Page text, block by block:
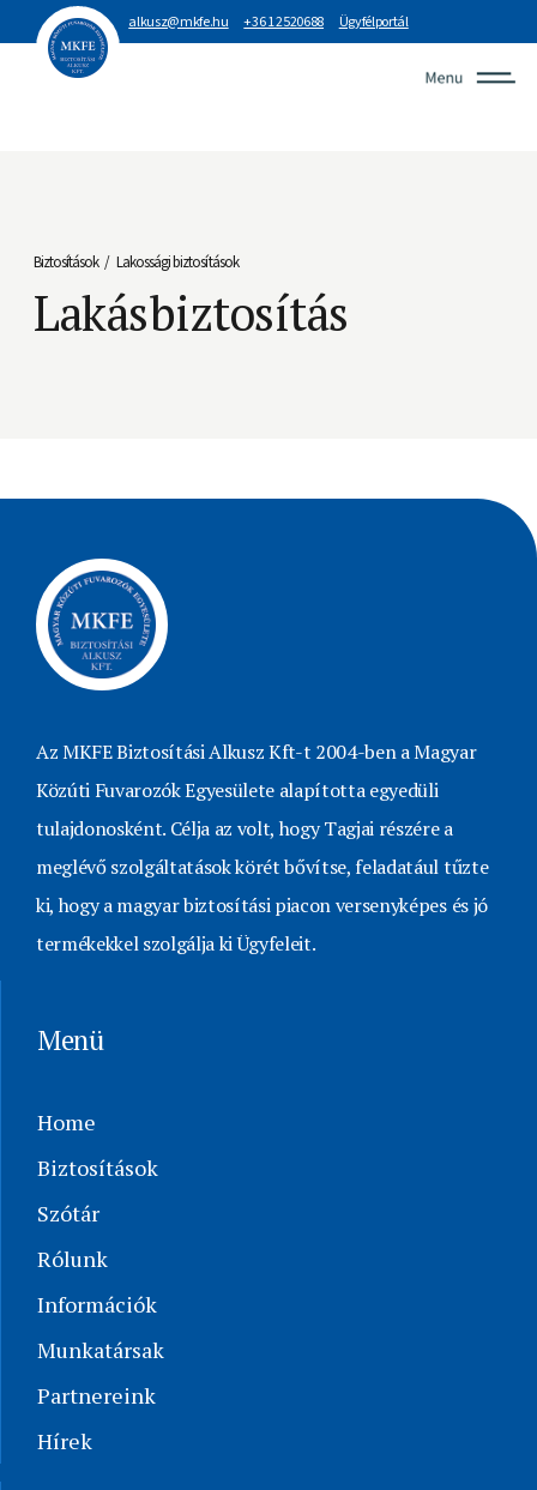
alkusz@mkfe.hu +36 1 2520688 Ügyfélportál
Biztosítások / Lakossági biztosítások
Lakásbiztosítás
Az MKFE Biztosítási Alkusz Kft-t 2004-ben a Magyar
Közúti Fuvarozók Egyesülete alapította egyedüli
tulajdonosként. Célja az volt, hogy Tagjai részére a
meglévő szolgáltatások körét bővítse, feladatául tűzte
ki, hogy a magyar biztosítási piacon versenyképes és jó
termékekkel szolgálja ki Ügyfeleit.
Menü
Home
Biztosítások
Szótár
Rólunk
Információk
Munkatársak
Partnereink
Hírek